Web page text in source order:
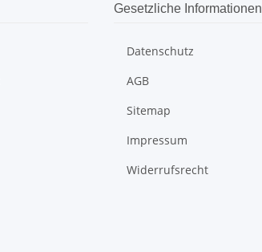
Gesetzliche Informationen
Datenschutz
AGB
Sitemap
Impressum
Widerrufsrecht